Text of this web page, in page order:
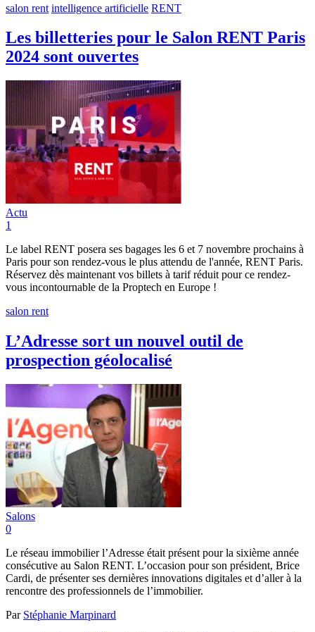
salon rent intelligence artificielle RENT
Les billetteries pour le Salon RENT Paris
2024 sont ouvertes
Actu
1
Le label RENT posera ses bagages les 6 et 7 novembre prochains à
Paris pour son rendez-vous le plus attendu de l'année, RENT Paris.
Réservez dès maintenant vos billets à tarif réduit pour ce rendez-
vous incontournable de la Proptech en Europe !
salon rent
L’Adresse sort un nouvel outil de
prospection géolocalisé
Salons
0
Le réseau immobilier l’Adresse était présent pour la sixième année
consécutive au Salon RENT. L’occasion pour son président, Brice
Cardi, de présenter ses dernières innovations digitales et d’aller à la
rencontre des professionnels de l’immobilier.
Par Stéphanie Marpinard